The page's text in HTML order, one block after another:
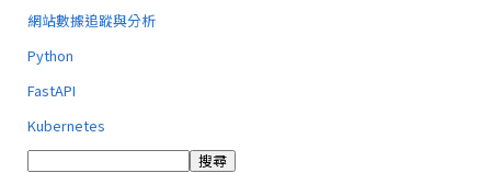
網站數據追蹤與分析
Python
FastAPI
Kubernetes